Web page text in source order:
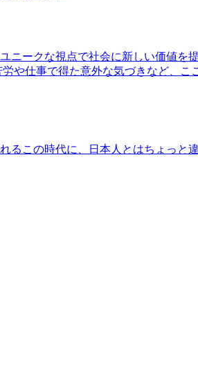
ニークな視点で社会に新しい価値を
や仕事で得た意外な気づきなど、こ
るこの時代に、日本人とはちょっと